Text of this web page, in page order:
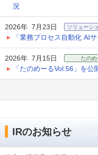
況
2026年 7月23日 ソリューシ
「業務プロセス自動化 AI
2026年 7月15日 たのめ
「たのめーるVol.56」を公
IRのお知らせ